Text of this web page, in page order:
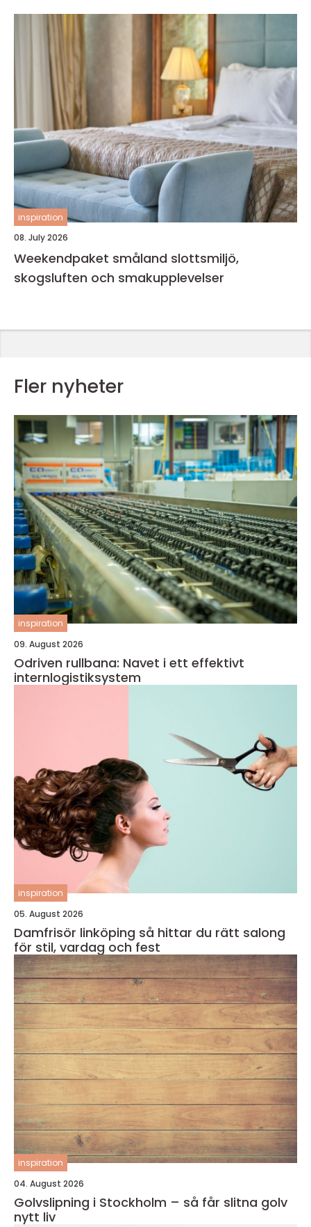
inspiration
08. July 2026
Weekendpaket småland slottsmiljö,
skogsluften och smakupplevelser
Fler nyheter
inspiration
09. August 2026
Odriven rullbana: Navet i ett effektivt
internlogistiksystem
inspiration
05. August 2026
Damfrisör linköping så hittar du rätt salong
för stil, vardag och fest
inspiration
04. August 2026
Golvslipning i Stockholm – så får slitna golv
nytt liv